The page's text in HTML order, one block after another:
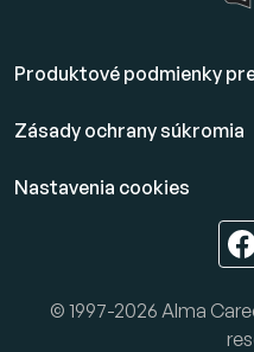
Produktové podmienky
Zásady ochrany súkromia
Nastavenia cookies
© 1997-2026 Alma